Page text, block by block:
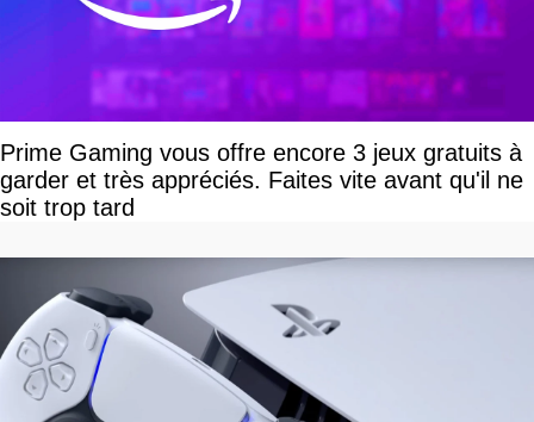
Prime Gaming vous offre encore 3 jeux gratuits à
garder et très appréciés. Faites vite avant qu'il ne
soit trop tard